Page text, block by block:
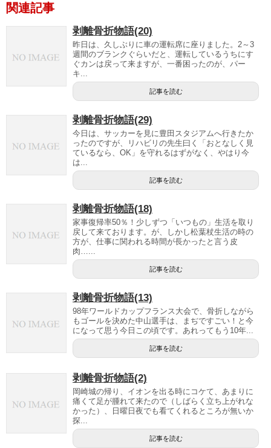
関連記事
剥離骨折物語(20)
昨日は、久しぶりに車の運転席に座りました。2～3
週間のブランクぐらいだと、運転しているうちにす
ぐカンは戻って来ますが、一番困ったのが、パー
キ...
記事を読む
剥離骨折物語(29)
今日は、サッカーを見に豊田スタジアムへ行きたか
ったのですが、リハビリの先生曰く「おとなしく見
ているなら、OK」を守れるはずがなく、やはり今
は...
記事を読む
剥離骨折物語(18)
家事復帰率50％！少しずつ「いつもの」生活を取り
戻して来ております。が、しかし松葉杖生活の時の
方が、仕事に関われる時間が長かったと言う皮
肉…...
記事を読む
剥離骨折物語(13)
98年ワールドカップフランス大会で、骨折しながら
もゴールを決めた中山選手は、まぢですごい！と今
になって思う今日この頃です。あれってもう10年...
記事を読む
剥離骨折物語(2)
岡崎城の帰り、イオンを出る時にコケて、あまりに
痛くて足が腫れて来たので（しばらく立ち上がれな
かった）、日曜日夜でも看てくれるところが無いか
探...
記事を読む